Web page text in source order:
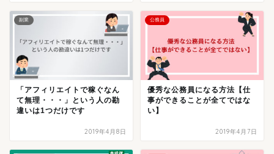
副業
「アフィリエイトで稼ぐなん
て無理・・・」という人の勘
違いは1つだけです
2019年4月8日
公務員
優秀な公務員になる方法【仕
事ができることが全てではな
い】
2019年4月7日